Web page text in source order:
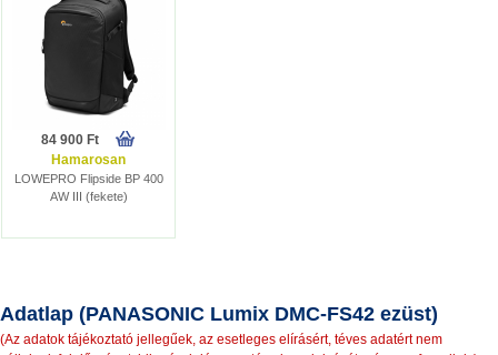
84 900 Ft
Hamarosan
LOWEPRO Flipside BP 400
AW III (fekete)
Adatlap (PANASONIC Lumix DMC-FS42 ezüst)
(Az adatok tájékoztató jellegűek, az esetleges elírásért, téves adatért nem